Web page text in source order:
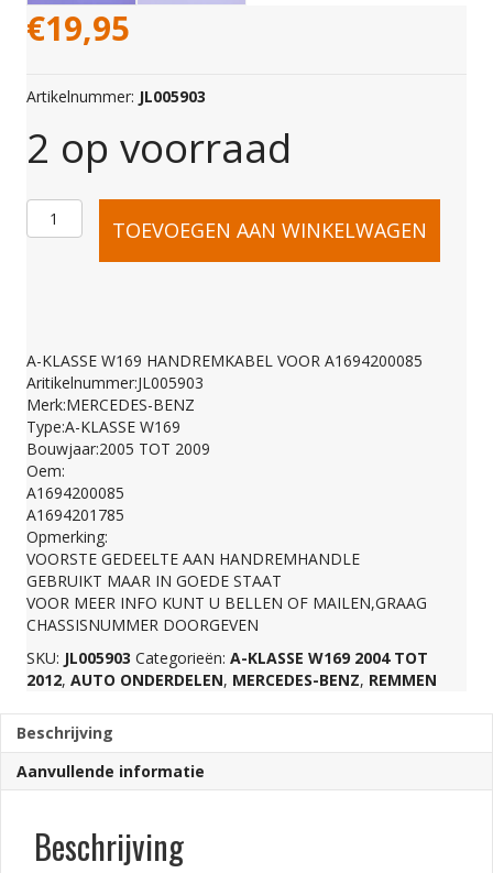
€19,95
Artikelnummer: JL005903
2 op voorraad
A-
W169
HANDREMKABEL
VOOR
A1694200085
aantal
TOEVOEGEN AAN WINKELWAGEN
A-KLASSE W169 HANDREMKABEL VOOR A1694200085
Aritikelnummer:JL005903
Merk:MERCEDES-BENZ
Type:A-KLASSE W169
Bouwjaar:2005 TOT 2009
Oem:
A1694200085
A1694201785
Opmerking:
VOORSTE GEDEELTE AAN HANDREMHANDLE
GEBRUIKT MAAR IN GOEDE STAAT
VOOR MEER INFO KUNT U BELLEN OF MAILEN,GRAAG
CHASSISNUMMER DOORGEVEN
SKU: JL005903 Categorieën: A-KLASSE W169 2004 TOT
2012, AUTO ONDERDELEN, MERCEDES-BENZ, REMMEN
Beschrijving
Aanvullende informatie
Beschrijving